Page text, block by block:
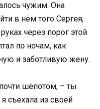
чужим. Она
в нём того Сергея,
через порог этой
по ночам, как
и заботливую жену.
шёпотом, – ты
съехала из своей